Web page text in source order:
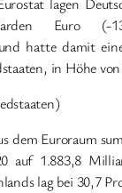
Euro (-
hatte damit
in Höhe
dem Euroraum
auf 1.883,8
lag bei 30,7